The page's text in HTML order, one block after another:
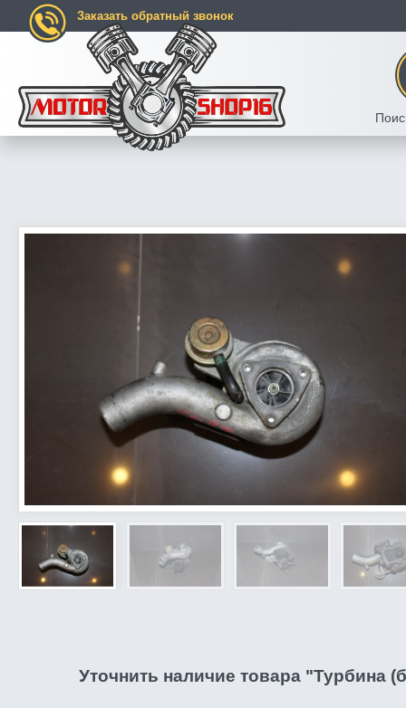
Заказать обратный звонок
Уточнить наличие товара "Турбина